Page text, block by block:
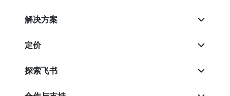
解决方案
定价
探索飞书